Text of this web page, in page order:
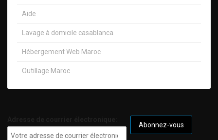
Aide
Lavage à domicile casablanca
Hébergement Web Maroc
Outillage Maroc